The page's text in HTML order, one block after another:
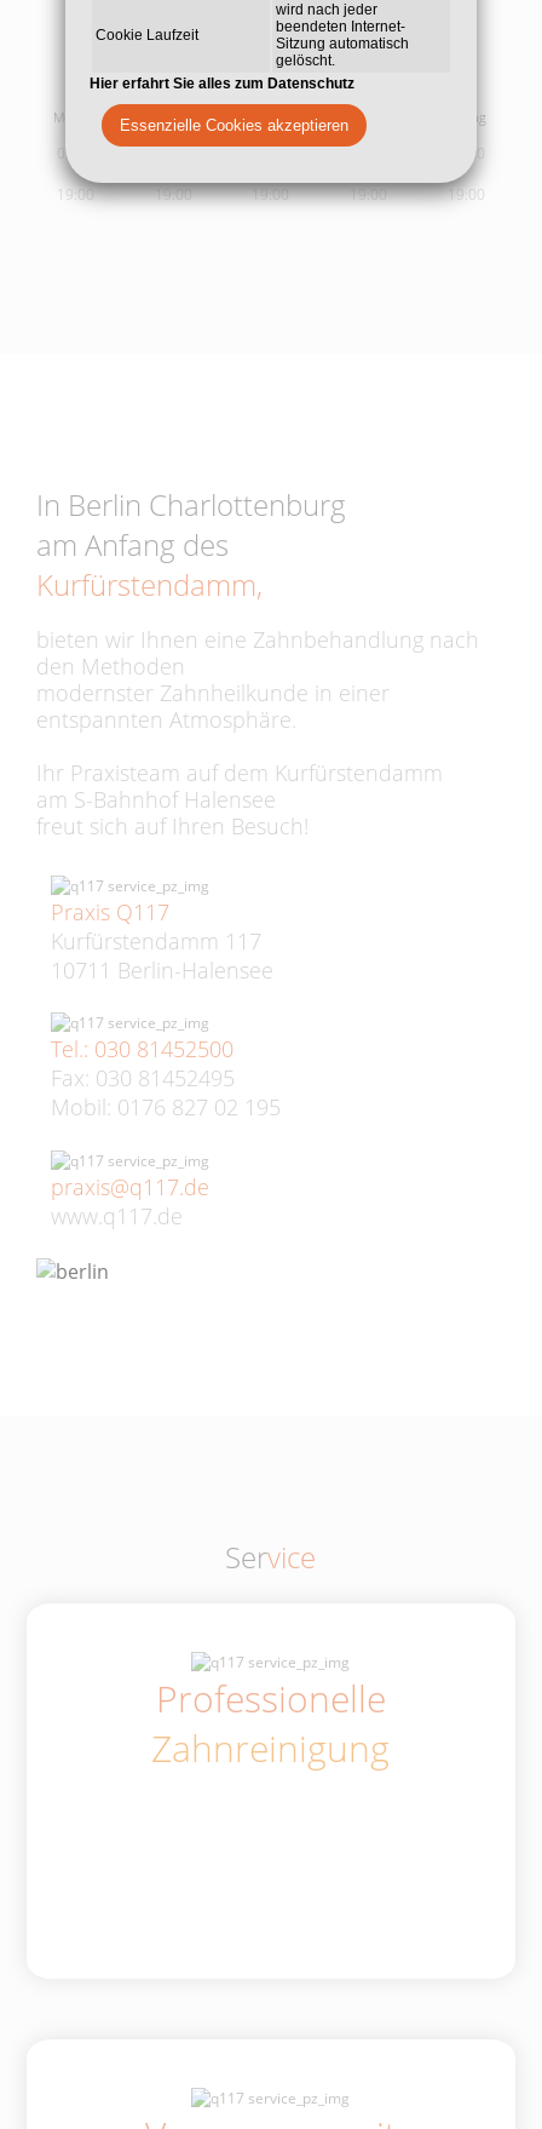
Cookie Laufzeit
wird nach jeder
beendeten Internet-
Sitzung automatisch
gelöscht.
Hier erfahrt Sie alles zum Datenschutz
Essenzielle Cookies akzeptieren
Sprech- undBehandlungszeiten
Montag
09:00
19:00
Dienstag
09:00
19:00
Mittwoch
09:00
19:00
Donnerstag
09:00
19:00
Freitag
09:00
19:00
In Berlin Charlottenburg
am Anfang des
Kurfürstendamm,
bieten wir Ihnen eine Zahnbehandlung nach
den Methoden
modernster Zahnheilkunde in einer
entspannten Atmosphäre.
Ihr Praxisteam auf dem Kurfürstendamm
am S-Bahnhof Halensee
freut sich auf Ihren Besuch!
Praxis Q117
Kurfürstendamm 117
10711 Berlin-Halensee
Tel.: 030 81452500
Fax: 030 81452495
Mobil: 0176 827 02 195
praxis@q117.de
www.q117.de
Service
Professionelle
Zahnreinigung